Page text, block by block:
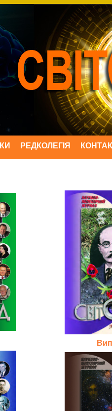
РЕДКОЛЕГІЯ